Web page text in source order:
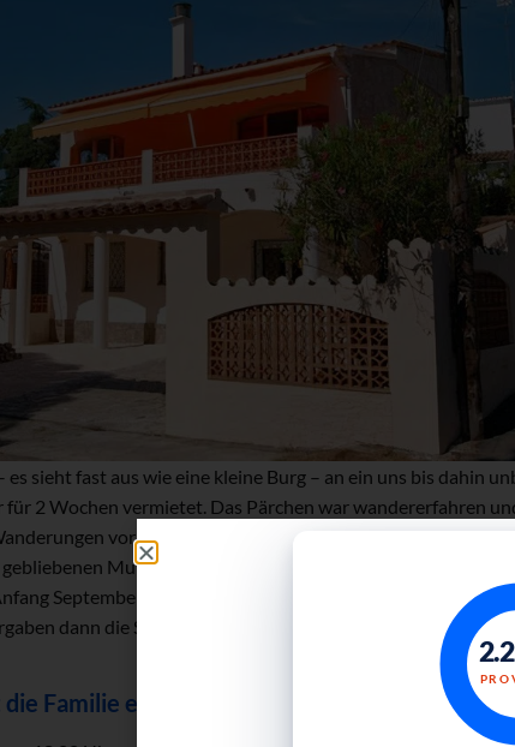
es sieht fast aus wie eine kleine Burg – an ein uns bis dahin
2 Wochen vermietet. Das Pärchen war wandererfahren
vornehmen um dann abends wieder zuhause zu
Mutter gegrillt und gemeinsam gegessen werden.
September am Samstag an und bezogen das Haus
dann die Schlüssel an die neuen Mieter. Der Urlaub
Familie einen Notruf der Mieter